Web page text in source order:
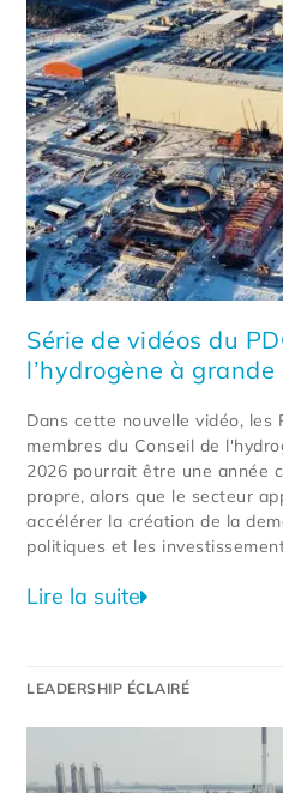
Série de vidéos du
l’hydrogène à grande
Dans cette nouvelle vidéo, les
membres du Conseil de
2026 pourrait être une année
propre, alors que le secteur
accélérer la création de la
politiques et les
Lire la suite
LEADERSHIP ÉCLAIRÉ